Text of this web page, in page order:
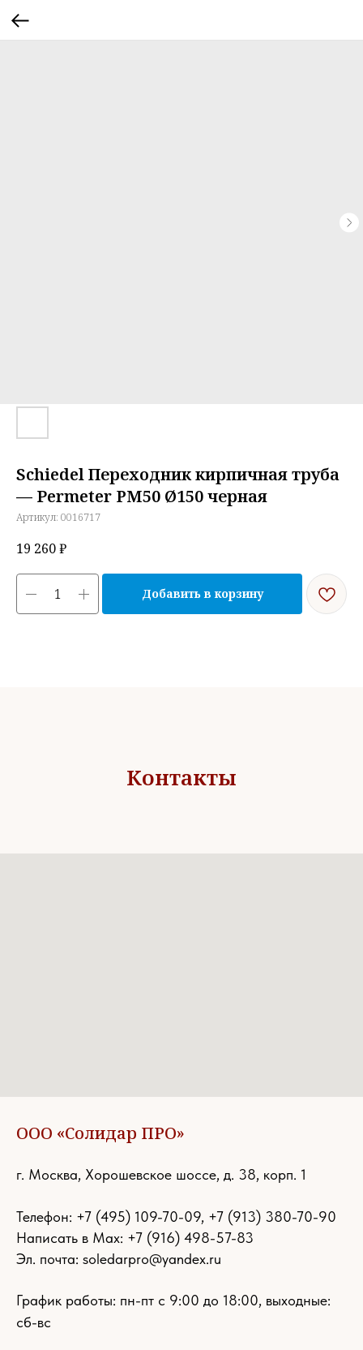
Schiedel Переходник кирпичная труба
— Permeter РМ50 Ø150 черная
Артикул: 0016717
19 260₽
Добавить в корзину
Контакты
ООО «Солидар ПРО»
г. Москва, Хорошевское шоссе, д. 38, корп. 1
Телефон: +7 (495) 109-70-09, +7 (913) 380-70-90
Написать в Max: +7 (916) 498-57-83
Эл. почта: soledarpro@yandex.ru
График работы: пн-пт с 9:00 до 18:00, выходные:
сб-вс